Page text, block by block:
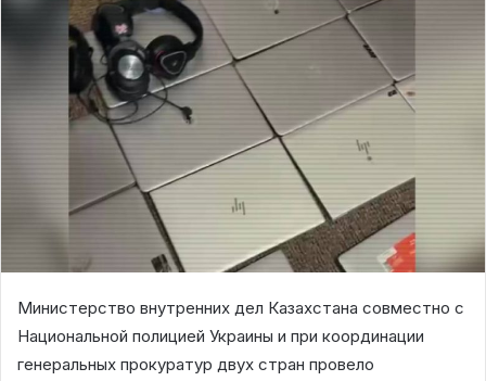
Министерство внутренних дел Казахстана совместно с
Национальной полицией Украины и при координации
генеральных прокуратур двух стран провело